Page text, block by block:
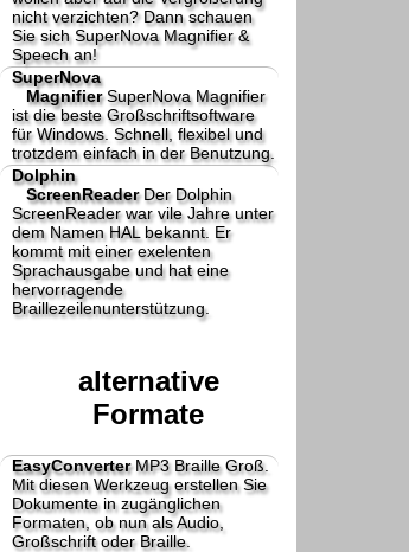
nicht verzichten? Dann schauen
Sie sich SuperNova Magnifier &
Speech an!
SuperNova
MagnifierSuperNova Magnifier
ist die beste Großschriftsoftware
für Windows. Schnell, flexibel und
trotzdem einfach in der Benutzung.
Dolphin
ScreenReaderDer Dolphin
ScreenReader war vile Jahre unter
dem Namen HAL bekannt. Er
kommt mit einer exelenten
Sprachausgabe und hat eine
hervorragende
Braillezeilenunterstützung.
alternative
Formate
EasyConverterMP3 Braille Groß.
Mit diesen Werkzeug erstellen Sie
Dokumente in zugänglichen
Formaten, ob nun als Audio,
Großschrift oder Braille.